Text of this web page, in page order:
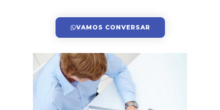
VAMOS CONVERSAR